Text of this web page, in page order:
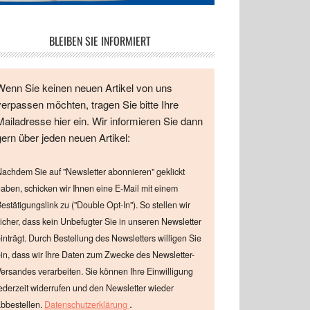
BLEIBEN SIE INFORMIERT
Sie keinen neuen Artikel von uns
möchten, tragen Sie bitte Ihre
hier ein. Wir informieren Sie dann
über jeden neuen Artikel:
Sie auf "Newsletter abonnieren" geklickt
schicken wir Ihnen eine E-Mail mit einem
zu ("Double Opt-In"). So stellen wir
dass kein Unbefugter Sie in unseren Newsletter
Durch Bestellung des Newsletters willigen Sie
dass wir Ihre Daten zum Zwecke des Newsletter-
verarbeiten. Sie können Ihre Einwilligung
widerrufen und den Newsletter wieder
Datenschutzerklärung .